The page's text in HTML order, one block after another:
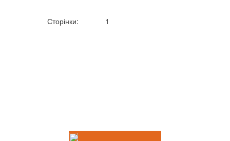
Сторінки: 1